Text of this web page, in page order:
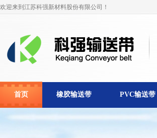
欢迎来到江苏科强新材料股份有限公司！
首页 橡胶输送带 PVC输送带